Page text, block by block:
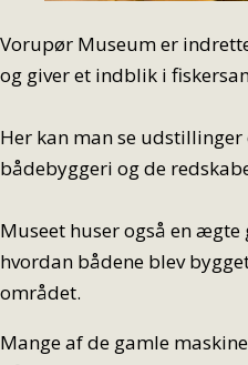
Vorupør Museum er
og giver et indblik i
Her kan man se
bådebyggeri og de
Museet huser også en
hvordan bådene blev
området.
Mange af de gamle